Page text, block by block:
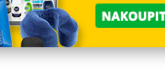
Bahamas –